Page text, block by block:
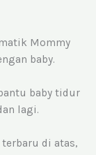
Mommy
baby.
baby tidur
lagi.
di atas,